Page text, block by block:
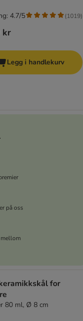
kr
4.7/5 (1019)
Legg i handlekurv
på oss
for
80 ml, Ø 8 cm